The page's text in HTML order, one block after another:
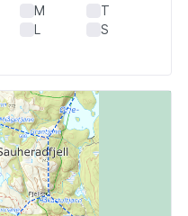
M
T
L S